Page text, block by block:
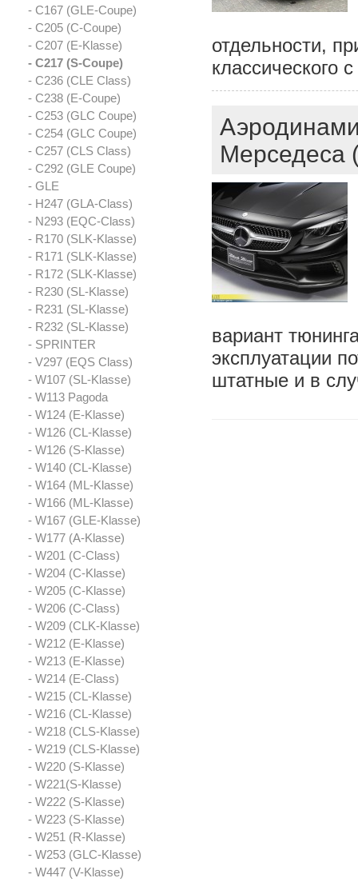
- C167 (GLE-Coupe)
- C205 (C-Coupe)
- C207 (E-Klasse)
- C217 (S-Coupe)
- C236 (CLE Class)
- C238 (E-Coupe)
- C253 (GLC Coupe)
- C254 (GLC Coupe)
- C257 (CLS Class)
- C292 (GLE Coupe)
- GLE
- H247 (GLA-Class)
- N293 (EQC-Class)
- R170 (SLK-Klasse)
- R171 (SLK-Klasse)
- R172 (SLK-Klasse)
- R230 (SL-Klasse)
- R231 (SL-Klasse)
- R232 (SL-Klasse)
- SPRINTER
- V297 (EQS Class)
- W107 (SL-Klasse)
- W113 Pagoda
- W124 (E-Klasse)
- W126 (CL-Klasse)
- W126 (S-Klasse)
- W140 (CL-Klasse)
- W164 (ML-Klasse)
- W166 (ML-Klasse)
- W167 (GLE-Klasse)
- W177 (A-Klasse)
- W201 (C-Class)
- W204 (C-Klasse)
- W205 (C-Klasse)
- W206 (C-Class)
- W209 (CLK-Klasse)
- W212 (E-Klasse)
- W213 (E-Klasse)
- W214 (E-Class)
- W215 (CL-Klasse)
- W216 (CL-Klasse)
- W218 (CLS-Klasse)
- W219 (CLS-Klasse)
- W220 (S-Klasse)
- W221(S-Klasse)
- W222 (S-Klasse)
- W223 (S-Klasse)
- W251 (R-Klasse)
- W253 (GLC-Klasse)
- W447 (V-Klasse)
отдельности,
классического
Мерседеса
вариант
эксплуатации
штатные и в